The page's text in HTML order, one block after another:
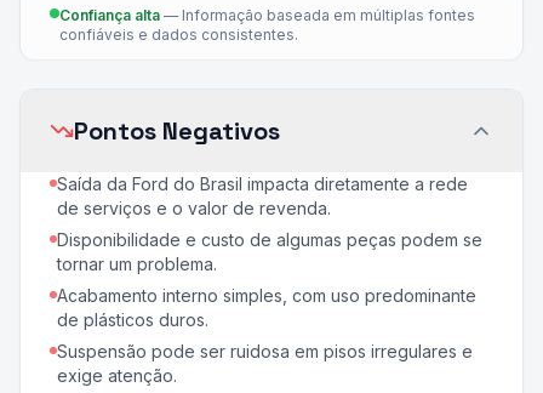
Confiança alta — Informação baseada em múltiplas fontes
confiáveis e dados consistentes.
Pontos Negativos
Saída da Ford do Brasil impacta diretamente a rede
de serviços e o valor de revenda.
Disponibilidade e custo de algumas peças podem se
tornar um problema.
Acabamento interno simples, com uso predominante
de plásticos duros.
Suspensão pode ser ruidosa em pisos irregulares e
exige atenção.